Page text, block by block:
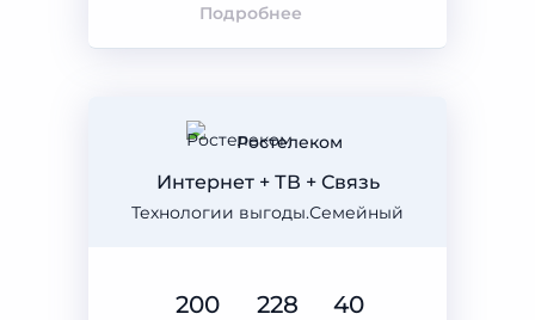
Подробнее
Ростелеком
Технологии выгоды.Семейный
Интернет + ТВ + Связь
200 228 40